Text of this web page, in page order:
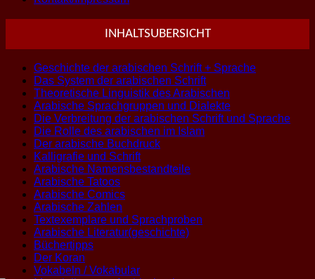
INHALTSUBERSICHT
Geschichte der arabischen Schrift + Sprache
Das System der arabischen Schrift
Theoretische Linguistik des Arabischen
Arabische Sprachgruppen und Dialekte
Die Verbreitung der arabischen Schrift und Sprache
Die Rolle des arabischen im Islam
Der arabische Buchdruck
Kalligrafie und Schrift
Arabische Namensbestandteile
Arabische Tatoos
Arabische Comics
Arabische Zahlen
Textexemplare und Sprachproben
Arabische Literatur(geschichte)
Büchertipps
Der Koran
Vokabeln / Vokabular